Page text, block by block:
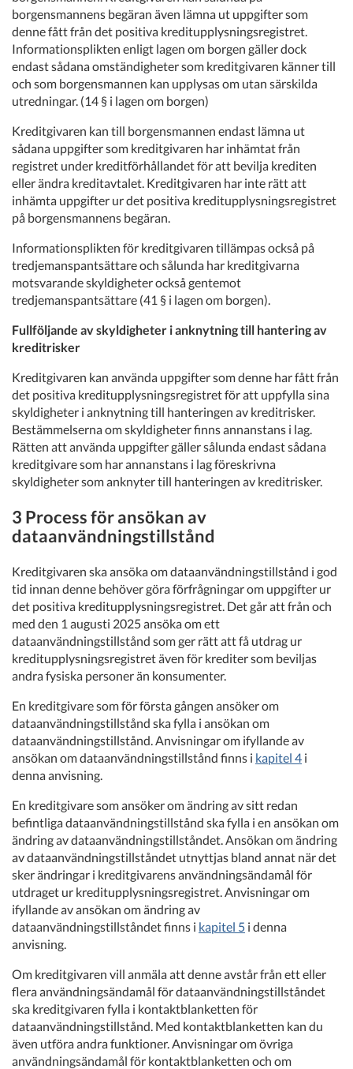
borgensmannens begäran även lämna ut uppgifter som
denne fått från det positiva kreditupplysningsregistret.
Informationsplikten enligt lagen om borgen gäller dock
endast sådana omständigheter som kreditgivaren känner till
och som borgensmannen kan upplysas om utan särskilda
utredningar. (14 § i lagen om borgen)
Kreditgivaren kan till borgensmannen endast lämna ut
sådana uppgifter som kreditgivaren har inhämtat från
registret under kreditförhållandet för att bevilja krediten
eller ändra kreditavtalet. Kreditgivaren har inte rätt att
inhämta uppgifter ur det positiva kreditupplysningsregistret
på borgensmannens begäran.
Informationsplikten för kreditgivaren tillämpas också på
tredjemanspantsättare och sålunda har kreditgivarna
motsvarande skyldigheter också gentemot
tredjemanspantsättare (41 § i lagen om borgen).
Fullföljande av skyldigheter i anknytning till hantering av
kreditrisker
Kreditgivaren kan använda uppgifter som denne har fått från
det positiva kreditupplysningsregistret för att uppfylla sina
skyldigheter i anknytning till hanteringen av kreditrisker.
Bestämmelserna om skyldigheter finns annanstans i lag.
Rätten att använda uppgifter gäller sålunda endast sådana
kreditgivare som har annanstans i lag föreskrivna
skyldigheter som anknyter till hanteringen av kreditrisker.
3 Process för ansökan av
dataanvändningstillstånd
Kreditgivaren ska ansöka om dataanvändningstillstånd i god
tid innan denne behöver göra förfrågningar om uppgifter ur
det positiva kreditupplysningsregistret. Det går att från och
med den 1 augusti 2025 ansöka om ett
dataanvändningstillstånd som ger rätt att få utdrag ur
kreditupplysningsregistret även för krediter som beviljas
andra fysiska personer än konsumenter.
En kreditgivare som för första gången ansöker om
dataanvändningstillstånd ska fylla i ansökan om
dataanvändningstillstånd. Anvisningar om ifyllande av
ansökan om dataanvändningstillstånd finns i kapitel 4 i
denna anvisning.
En kreditgivare som ansöker om ändring av sitt redan
befintliga dataanvändningstillstånd ska fylla i en ansökan om
ändring av dataanvändningstillståndet. Ansökan om ändring
av dataanvändningstillståndet utnyttjas bland annat när det
sker ändringar i kreditgivarens användningsändamål för
utdraget ur kreditupplysningsregistret. Anvisningar om
ifyllande av ansökan om ändring av
dataanvändningstillståndet finns i kapitel 5 i denna
anvisning.
Om kreditgivaren vill anmäla att denne avstår från ett eller
flera användningsändamål för dataanvändningstillståndet
ska kreditgivaren fylla i kontaktblanketten för
dataanvändningstillstånd. Med kontaktblanketten kan du
även utföra andra funktioner. Anvisningar om övriga
användningsändamål för kontaktblanketten och om